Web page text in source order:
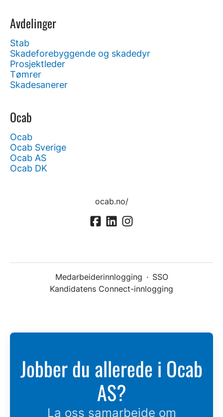
Avdelinger
Stab
Skadeforebyggende og skadedyr
Prosjektleder
Tømrer
Skadesanerer
Ocab
Ocab
Ocab Sverige
Ocab AS
Ocab DK
ocab.no/
Medarbeiderinnlogging · SSO
Kandidatens Connect-innlogging
Jobber du allerede i Ocab
AS?
La oss samarbeide om